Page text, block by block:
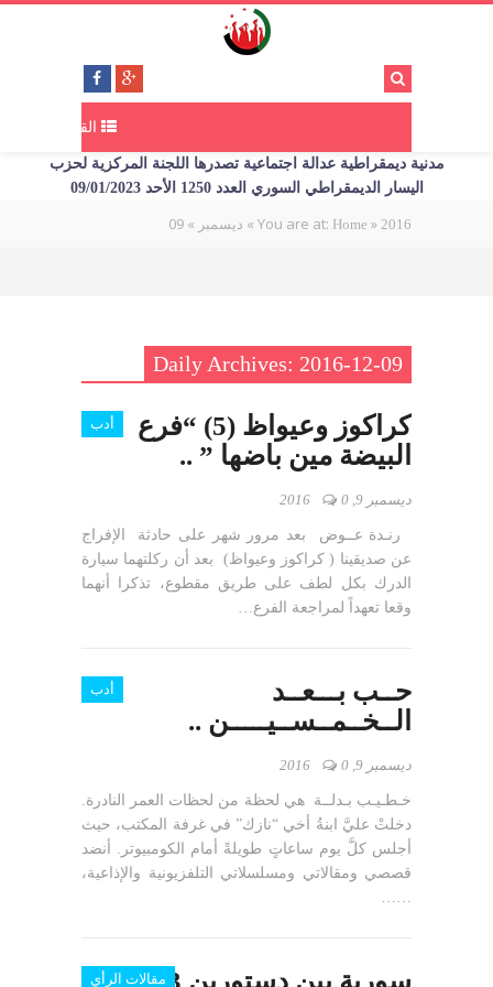
القائمة
مدنية ديمقراطية عدالة اجتماعية تصدرها اللجنة المركزية لحزب
اليسار الديمقراطي السوري العدد 1250 الأحد 09/01/2023
You are at: Home » 2016
» ديسمبر »
09
Daily Archives: 2016-12-09
أدب
كراكوز وعيواظ (5) “فرع
البيضة مين باضها ” ..
ديسمبر 9, 2016 0
رنـدة عــوض بعد مرور شهر على حادثة الإفراج
عن صديقينا ( كراكوز وعيواظ) بعد أن ركلتهما سيارة
الدرك بكل لطف على طريق مقطوع، تذكرا أنهما
وقعا تعهداً لمراجعة الفرع…
أدب
حــب بـــعــد
الــخــمــســيـــــن ..
ديسمبر 9, 2016 0
خـطـيـب بـدلــة هي لحظة من لحظات العمر النادرة.
دخلتْ عليَّ ابنةُ أخي “نازك” في غرفة المكتب، حيث
أجلس كلَّ يوم ساعاتٍ طويلةً أمام الكومبيوتر. أنضد
قصصي ومقالاتي ومسلسلاتي التلفزيونية والإذاعية،
……
مقالات الرأي
سورية بين دستورين 1973 و